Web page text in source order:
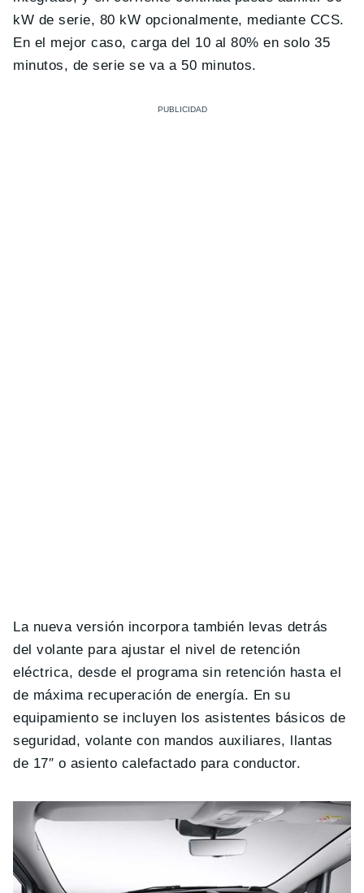
kW de serie, 80 kW opcionalmente, mediante CCS.
En el mejor caso, carga del 10 al 80% en solo 35
minutos, de serie se va a 50 minutos.
La nueva versión incorpora también levas detrás
del volante para ajustar el nivel de retención
eléctrica, desde el programa sin retención hasta el
de máxima recuperación de energía. En su
equipamiento se incluyen los asistentes básicos de
seguridad, volante con mandos auxiliares, llantas
de 17″ o asiento calefactado para conductor.